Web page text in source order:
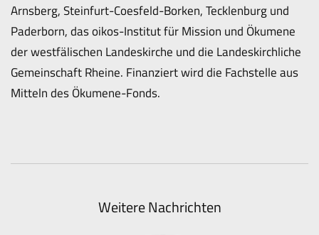
Arnsberg, Steinfurt-Coesfeld-Borken, Tecklenburg und
Paderborn, das oikos-Institut für Mission und Ökumene
der westfälischen Landeskirche und die Landeskirchliche
Gemeinschaft Rheine. Finanziert wird die Fachstelle aus
Mitteln des Ökumene-Fonds.
Weitere Nachrichten